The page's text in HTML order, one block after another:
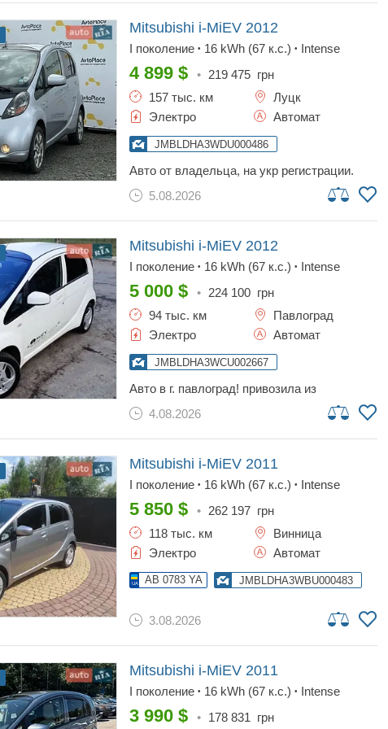
Mitsubishi i-MiEV 2012
I поколение • 16 kWh (67 к.с.) • Intense
4 899 $ • 219 475 грн
157 тыс. км
Луцк
Электро
Автомат
JMBLDHA3WDU000486
авто от владельца, на укр регистрации.
зарядка в комплекте есть. запас хода до
100 км.5.08.2026
Mitsubishi i-MiEV 2012
I поколение • 16 kWh (67 к.с.) • Intense
5 000 $ • 224 100 грн
94 тыс. км
Павлоград
Электро
Автомат
JMBLDHA3WCU002667
авто в г. павлоград! привозила из
швейцарии для себя учиться управлению.
очень в хорошем состоянии. заряжается до
зимней на металле. протектор зимней до
повреждений. красила задний бампер и
крышку багажника после небольшого
повреждения (учебная езда). доставка в
ваш город за мой счет!!!! год выпуска 2012,
но первая регистрация и начало
эксплуатации с 2014, фото техпаспорта
швейцарского прилагаю. очень хорошее
4.08.2026
Mitsubishi i-MiEV 2011
I поколение • 16 kWh (67 к.с.) • Intense
5 850 $ • 262 197 грн
118 тыс. км
Винница
Электро
Автомат
AB 0783 YA JMBLDHA3WBU000483
3.08.2026
Mitsubishi i-MiEV 2011
I поколение • 16 kWh (67 к.с.) • Intense
3 990 $ • 178 831 грн